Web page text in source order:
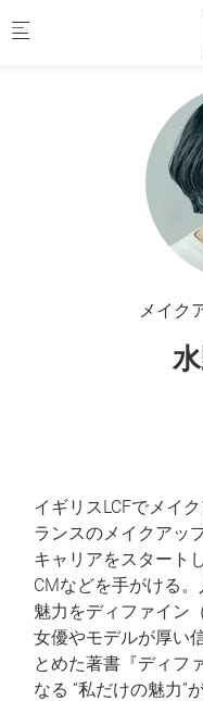
メイク
イギリスLCFでメイ
ランスのメイクアッ
キャリアをスタート
CMなどを手がける
魅力をディファイン
女優やモデルが厚い
とめた著書『ディフ
なる “私だけの魅力”